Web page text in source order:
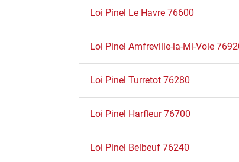
Loi Pinel Le Havre 76600
Loi Pinel Amfreville-la-Mi-Voie
Loi Pinel Turretot 76280
Loi Pinel Harfleur 76700
Loi Pinel Belbeuf 76240